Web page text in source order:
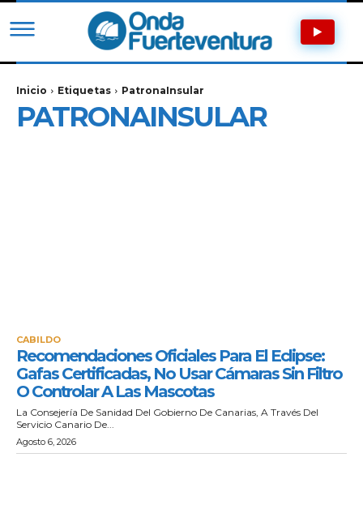
Inicio Etiquetas PatronaInsular
PATRONAINSULAR
CABILDO
Recomendaciones Oficiales Para El Eclipse:
Gafas Certificadas, No Usar Cámaras Sin Filtro
O Controlar A Las Mascotas
La Consejería De Sanidad Del Gobierno De Canarias, A Través Del
Servicio Canario De...
Agosto 6, 2026